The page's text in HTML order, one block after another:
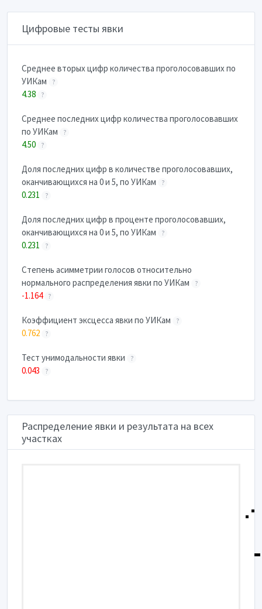
Цифровые тесты явки
Cреднее вторых цифр количества проголосовавших по
УИКам
?
4.38 ?
Cреднее последних цифр количества проголосовавших
по УИКам
?
4.50 ?
Доля последних цифр в количестве проголосовавших,
оканчивающихся на 0 и 5, по УИКам
?
0.231 ?
Доля последних цифр в проценте проголосовавших,
оканчивающихся на 0 и 5, по УИКам
?
0.231 ?
Степень асимметрии голосов относительно
нормального распределения явки по УИКам
?
-1.164 ?
Коэффициент эксцесса явки по УИКам ?
0.762 ?
Тест унимодальности явки ?
0.043 ?
Распределение явки и результата на всех
участках